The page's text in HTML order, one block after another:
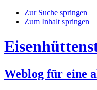
Zur Suche springen
Zum Inhalt springen
Weblog für eine